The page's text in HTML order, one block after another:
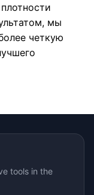
мы
четкую
tools in the